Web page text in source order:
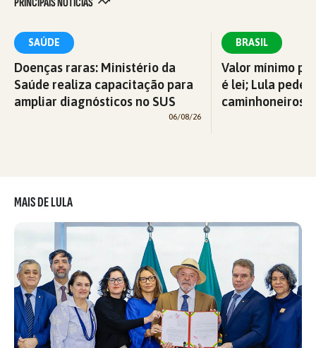
SAÚDE
Doenças raras: Ministério da
Saúde realiza capacitação para
ampliar diagnósticos no SUS
06/08/26
BRASIL
Valor mínimo
é lei; Lula pede
caminhoneiros
MAIS DE LULA